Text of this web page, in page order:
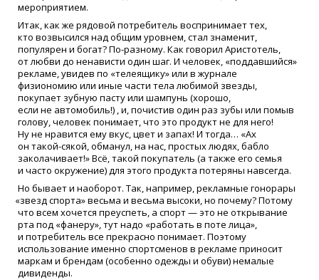
мероприятием.
Итак, как же рядовой потребитель воспринимает тех,
кто возвысился над общим уровнем, стал знаменит,
популярен и богат? По-разному. Как говорил Аристотель,
от любви до ненависти один шаг. И человек, «поддавшийся»
рекламе, увидев по «телеящику» или в журнале
физиономию или иные части тела любимой звезды,
покупает зубную пасту или шампунь (хорошо,
если не автомобиль!) , и, почистив один раз зубы или помыв
голову, человек понимает, что это продукт не для него!
Ну не нравится ему вкус, цвет и запах! И тогда… «Ах
он такой-сякой, обманул, на нас, простых людях, бабло
заколачивает!» Всё, такой покупатель (а также его семья
и часто окружение) для этого продукта потеряны навсегда.
Но бывает и наоборот. Так, например, рекламные гонорары
«звезд спорта» весьма и весьма высоки, но почему? Потому
что всем хочется преуспеть, а спорт — это не открывание
рта под «фанеру», тут надо «работать в поте лица»,
и потребитель все прекрасно понимает. Поэтому
использование именно спортсменов в рекламе приносит
маркам и брендам (особенно одежды и обуви) немалые
дивиденды.